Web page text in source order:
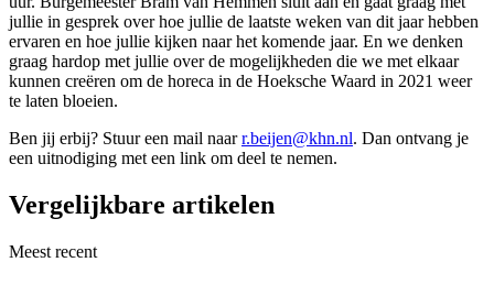
jullie in gesprek over hoe jullie de laatste weken van dit jaar hebben
ervaren en hoe jullie kijken naar het komende jaar. En we denken
graag hardop met jullie over de mogelijkheden die we met elkaar
kunnen creëren om de horeca in de Hoeksche Waard in 2021 weer
te laten bloeien.
Ben jij erbij? Stuur een mail naarr.beijen@khn.nl. Dan ontvang je
een uitnodiging met een link om deel te nemen.
Vergelijkbare artikelen
Meest recent